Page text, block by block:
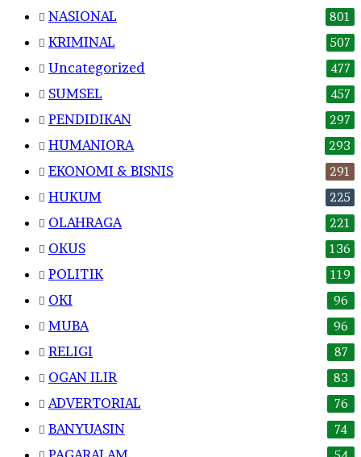
NASIONAL 801
KRIMINAL 507
Uncategorized 477
SUMSEL 457
PENDIDIKAN 297
HUMANIORA 293
EKONOMI & BISNIS 291
HUKUM 225
OLAHRAGA 221
OKUS 136
POLITIK 119
OKI 96
MUBA 96
RELIGI 87
OGAN ILIR 83
ADVERTORIAL 76
BANYUASIN 74